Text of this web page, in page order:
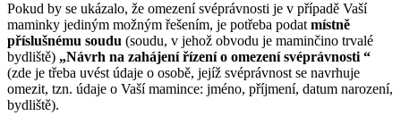
Pokud by se ukázalo, že omezení svéprávnosti je v případě Vaší
maminky jediným možným řešením, je potřeba podat místně
příslušnému soudu (soudu, v jehož obvodu je maminčino trvalé
bydliště) „Návrh na zahájení řízení o omezení svéprávnosti “
(zde je třeba uvést údaje o osobě, jejíž svéprávnost se navrhuje
omezit, tzn. údaje o Vaší mamince: jméno, příjmení, datum narození,
bydliště).